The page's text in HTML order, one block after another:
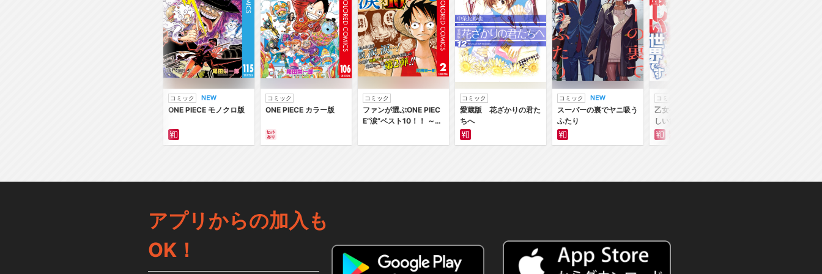
コミック
ONE PIECE モノクロ版
コミック
ONE PIECE カラー版
コミック
ファンが選ぶONE PIEC
E“涙”ベスト10！！ ～サ
～ カラー版
コミック
愛蔵版 花ざかりの君た
ちへ
コミック
スーパーの裏でヤニ吸う
ふたり
コミック
乙女ゲー世界はモブに厳
しい世界です
アプリからの加入も
OK！